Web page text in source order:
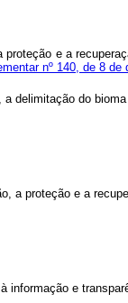
e a
nº 140, de 8 de
delimitação do
a proteção e a
informação e